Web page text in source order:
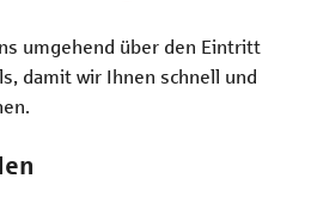
Tiere und
umgehend über den Eintritt
damit wir Ihnen schnell und